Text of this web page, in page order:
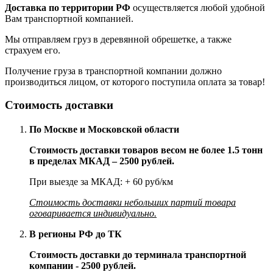
Доставка по территории РФ осуществляется любой удобной
Вам транспортной компанией.
Мы отправляем груз в деревянной обрешетке, а также
страхуем его.
Получение груза в транспортной компании должно
производиться лицом, от которого поступила оплата за товар!
Стоимость доставки
По Москве и Московской области
Стоимость доставки товаров весом не более 1.5 тонн
в пределах МКАД – 2500 рублей.
При выезде за МКАД: + 60 руб/км
Стоимость доставки небольших партий товара
оговаривается индивидуально.
В регионы РФ до ТК
Стоимость доставки до терминала транспортной
компании - 2500 рублей.